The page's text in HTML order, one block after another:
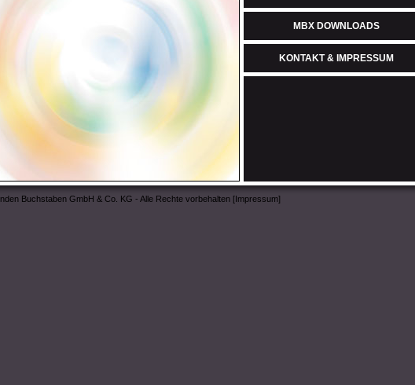
MBX DOWNLOADS
KONTAKT & IMPRESSUM
Buchstaben GmbH & Co. KG - Alle Rechte vorbehalten [Impressum]